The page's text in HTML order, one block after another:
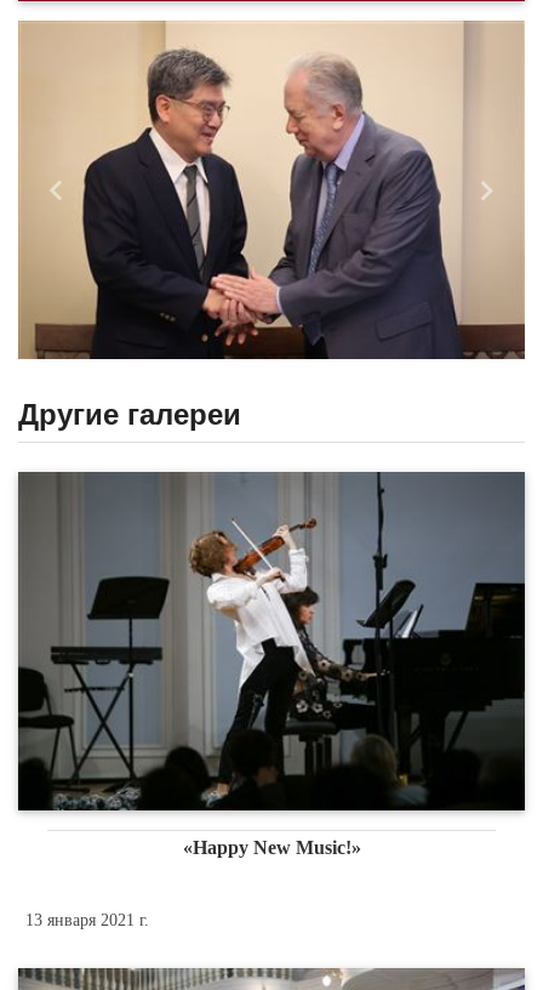
Назад
Другие галереи
«Happy New Music!»
13 января 2021 г.